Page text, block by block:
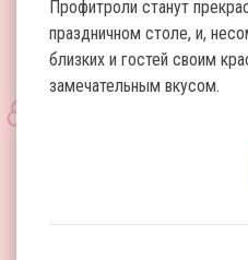
Профитроли станут
праздничном столе, и,
близких и гостей своим
замечательным вкусом.